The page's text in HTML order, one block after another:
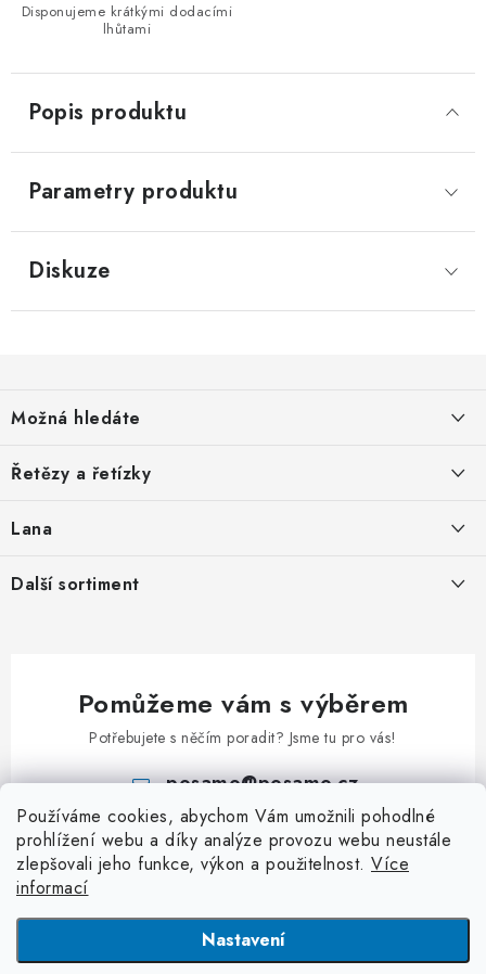
Používáme cookies, abychom Vám umožnili pohodlné
prohlížení webu a díky analýze provozu webu neustále
zlepšovali jeho funkce, výkon a použitelnost. Více
informací
Nastavení
Disponujeme krátkými dodacími
lhůtami
Popis produktu
Parametry produktu
Diskuze
p
a
Možná hledáte
O nás
Obchodní podmínky
Řetězy a řetízky
Ozdobné řetězy
Kroucené řetězy
Jednoduché řetězy
Dvojité řetězy
Dopravníkové řetězy
Plastové řetězy
Lana
Ocelová pozinkovaná lana
Příslušenství k lanům
Další sortiment
Klíčové kroužky
S - Háčky
Třmeny a závěsná oka
Závlačky
Dopravníkové řetězy
Pomůžeme vám s výběrem
Potřebujete s něčím poradit? Jsme tu pro vás!
posamo@posamo.cz
+420 466 681 228
Copyright 2026PÖSAMO Řetězárna. Všechna práva vyhrazena.Upravit